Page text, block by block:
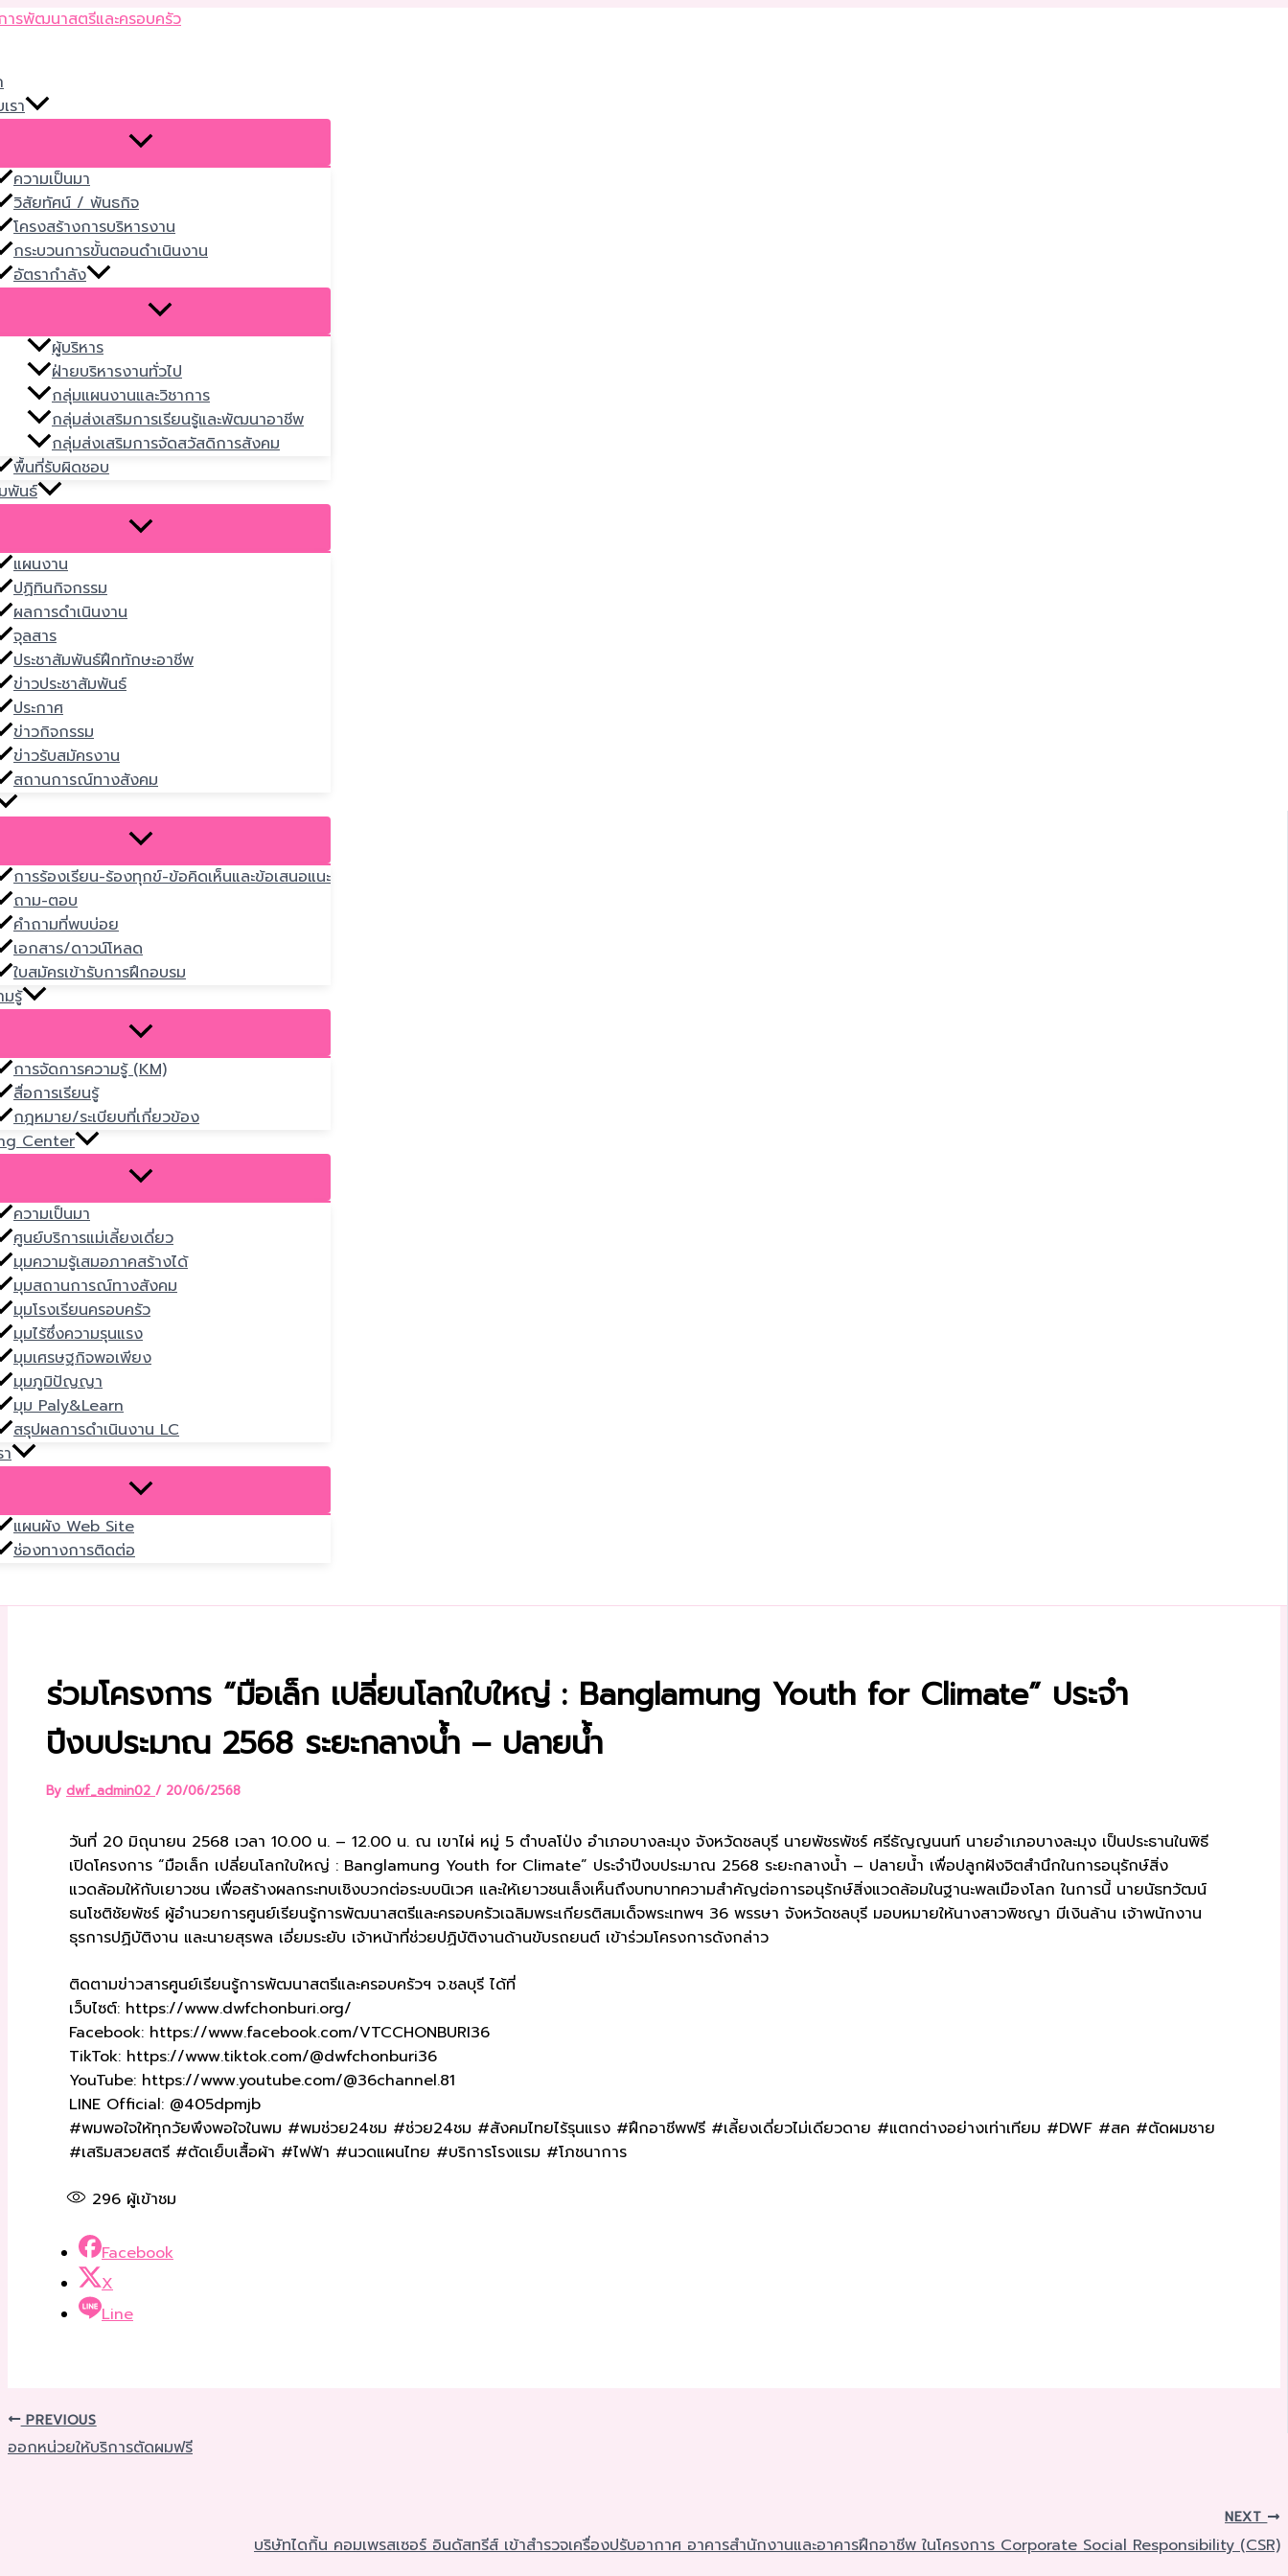
Skip
รา
ความเป็นมา
วิสัยทัศน์ / พันธกิจ
โครงสร้างการบริหารงาน
กระบวนการขั้นตอนดำเนินงาน
อัตรากำลัง
ผู้บริหาร
ฝ่ายบริหารงานทั่วไป
กลุ่มแผนงานและวิชาการ
กลุ่มส่งเสริมการเรียนรู้และพัฒนาอาชีพ
กลุ่มส่งเสริมการจัดสวัสดิการสังคม
พื้นที่รับผิดชอบ
พันธ์
แผนงาน
ปฏิทินกิจกรรม
ผลการดำเนินงาน
จุลสาร
ประชาสัมพันธ์ฝึกทักษะอาชีพ
ข่าวประชาสัมพันธ์
ประกาศ
ข่าวกิจกรรม
ข่าวรับสมัครงาน
สถานการณ์ทางสังคม
การร้องเรียน-ร้องทุกข์-ข้อคิดเห็นและข้อเสนอแนะ
ถาม-ตอบ
คำถามที่พบบ่อย
เอกสาร/ดาวน์โหลด
ใบสมัครเข้ารับการฝึกอบรม
รู้
การจัดการความรู้ (KM)
สื่อการเรียนรู้
กฎหมาย/ระเบียบที่เกี่ยวข้อง
Center
ความเป็นมา
ศูนย์บริการแม่เลี้ยงเดี่ยว
มุมความรู้เสมอภาคสร้างได้
มุมสถานการณ์ทางสังคม
มุมโรงเรียนครอบครัว
มุมไร้ซึ่งความรุนแรง
มุมเศรษฐกิจพอเพียง
มุมภูมิปัญญา
มุม Paly&Learn
สรุปผลการดำเนินงาน LC
แผนผัง Web Site
ช่องทางการติดต่อ
ร่วมโครงการ “มือเล็ก เปลี่ยนโลกใบใหญ่ : Banglamung Youth for Climate” ประจำ
ปีงบประมาณ 2568 ระยะกลางน้ำ – ปลายน้ำ
By dwf_admin02 / 20/06/2568
วันที่ 20 มิถุนายน 2568 เวลา 10.00 น. – 12.00 น. ณ เขาไผ่ หมู่ 5 ตำบลโป่ง อำเภอบางละมุง จังหวัดชลบุรี นายพัชรพัชร์ ศรีธัญญนนท์ นายอำเภอบางละมุง เป็นประธานในพิธี
เปิดโครงการ “มือเล็ก เปลี่ยนโลกใบใหญ่ : Banglamung Youth for Climate” ประจำปีงบประมาณ 2568 ระยะกลางน้ำ – ปลายน้ำ เพื่อปลูกฝังจิตสำนึกในการอนุรักษ์สิ่ง
แวดล้อมให้กับเยาวชน เพื่อสร้างผลกระทบเชิงบวกต่อระบบนิเวศ และให้เยาวชนเล็งเห็นถึงบทบาทความสำคัญต่อการอนุรักษ์สิ่งแวดล้อมในฐานะพลเมืองโลก ในการนี้ นายนัธทวัฒน์
ธนโชติชัยพัชร์ ผู้อำนวยการศูนย์เรียนรู้การพัฒนาสตรีและครอบครัวเฉลิมพระเกียรติสมเด็จพระเทพฯ 36 พรรษา จังหวัดชลบุรี มอบหมายให้นางสาวพิชญา มีเงินล้าน เจ้าพนักงาน
ธุรการปฏิบัติงาน และนายสุรพล เอี่ยมระยับ เจ้าหน้าที่ช่วยปฏิบัติงานด้านขับรถยนต์ เข้าร่วมโครงการดังกล่าว
ติดตามข่าวสารศูนย์เรียนรู้การพัฒนาสตรีและครอบครัวฯ จ.ชลบุรี ได้ที่
เว็บไซต์: https://www.dwfchonburi.org/
Facebook: https://www.facebook.com/VTCCHONBURI36
TikTok: https://www.tiktok.com/@dwfchonburi36
YouTube: https://www.youtube.com/@36channel.81
LINE Official: @405dpmjb
#พมพอใจให้ทุกวัยพึงพอใจในพม #พมช่วย24ชม #ช่วย24ชม #สังคมไทยไร้รุนแรง #ฝึกอาชีพฟรี #เลี้ยงเดี่ยวไม่เดียวดาย #แตกต่างอย่างเท่าเทียม #DWF #สค #ตัดผมชาย
#เสริมสวยสตรี #ตัดเย็บเสื้อผ้า #ไฟฟ้า #นวดแผนไทย #บริการโรงแรม #โภชนาการ
296 ผู้เข้าชม
Facebook
X
Line
PREVIOUS
ออกหน่วยให้บริการตัดผมฟรี
NEXT
บริษัทไดกิ้น คอมเพรสเซอร์ อินดัสทรีส์ เข้าสำรวจเครื่องปรับอากาศ อาคารสำนักงานและอาคารฝึกอาชีพ ในโครงการ Corporate Social Responsibility (CSR)